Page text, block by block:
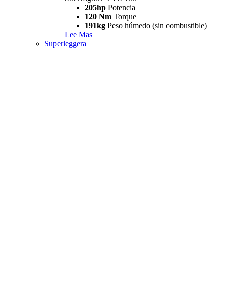
205hp Potencia
120 Nm Torque
191kg Peso húmedo (sin combustible)
Lee Mas
Superleggera